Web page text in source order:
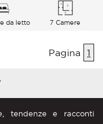
da letto 7 Camere
Pagina 1
tendenze e racconti